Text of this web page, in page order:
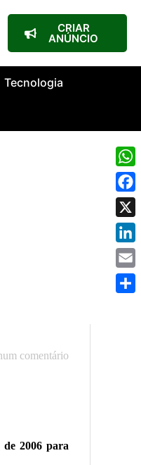
CRIAR
ANÚNCIO
Tecnologia
comentário
de 2006 para
X